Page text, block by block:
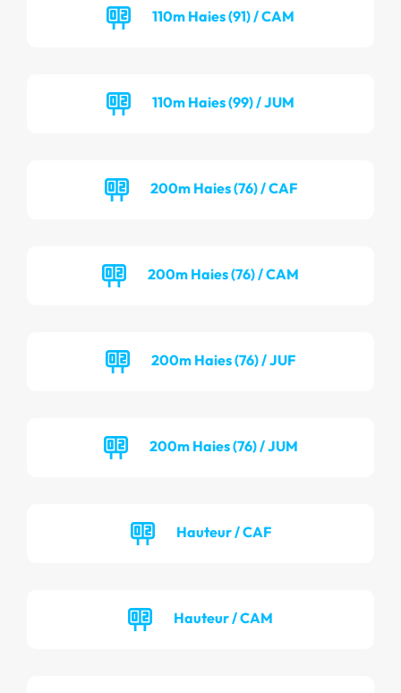
110m Haies (91) / CAM
110m Haies (99) / JUM
200m Haies (76) / CAF
200m Haies (76) / CAM
200m Haies (76) / JUF
200m Haies (76) / JUM
Hauteur / CAF
Hauteur / CAM